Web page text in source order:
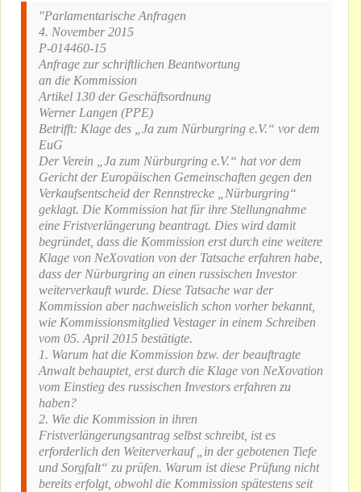
"Parlamentarische Anfragen
4. November 2015
P-014460-15
Anfrage zur schriftlichen Beantwortung
an die Kommission
Artikel 130 der Geschäftsordnung
Werner Langen (PPE)
Betrifft: Klage des „Ja zum Nürburgring e.V.“ vor dem
EuG
Der Verein „Ja zum Nürburgring e.V.“ hat vor dem
Gericht der Europäischen Gemeinschaften gegen den
Verkaufsentscheid der Rennstrecke „Nürburgring“
geklagt. Die Kommission hat für ihre Stellungnahme
eine Fristverlängerung beantragt. Dies wird damit
begründet, dass die Kommission erst durch eine weitere
Klage von NeXovation von der Tatsache erfahren habe,
dass der Nürburgring an einen russischen Investor
weiterverkauft wurde. Diese Tatsache war der
Kommission aber nachweislich schon vorher bekannt,
wie Kommissionsmitglied Vestager in einem Schreiben
vom 05. April 2015 bestätigte.
1. Warum hat die Kommission bzw. der beauftragte
Anwalt behauptet, erst durch die Klage von NeXovation
vom Einstieg des russischen Investors erfahren zu
haben?
2. Wie die Kommission in ihren
Fristverlängerungsantrag selbst schreibt, ist es
erforderlich den Weiterverkauf „in der gebotenen Tiefe
und Sorgfalt“ zu prüfen. Warum ist diese Prüfung nicht
bereits erfolgt, obwohl die Kommission spätestens seit